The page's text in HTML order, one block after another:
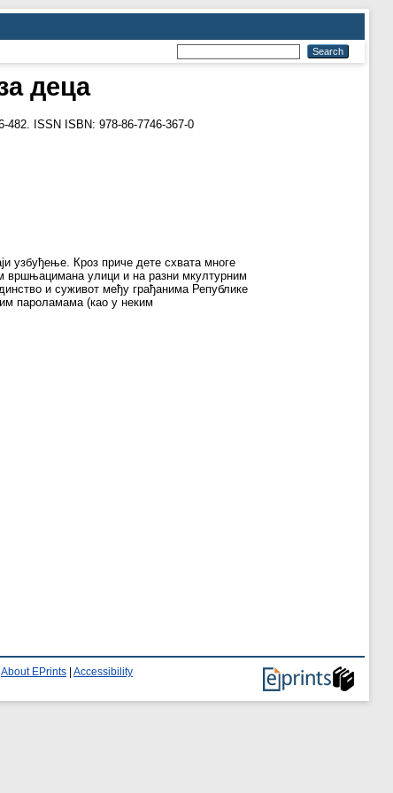
деца
482. ISSN ISBN: 978-86-7746-367-0
узбуђење. Кроз приче дете схвата многе
вршњацимана улици и на разни мкултурним
и суживот међу грађанима Републике
пароламама (као у неким
About EPrints Accessibility